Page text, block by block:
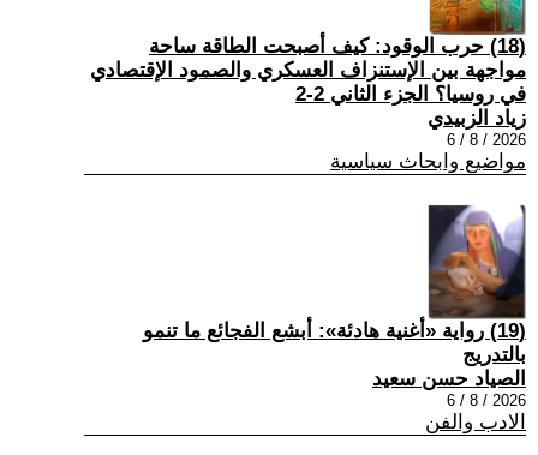
(18) حرب الوقود: كيف أصبحت الطاقة ساحة
مواجهة بين الإستنزاف العسكري والصمود الإقتصادي
في روسيا؟ الجزء الثاني 2-2
زياد الزبيدي
2026 / 8 / 6
مواضيع وابحاث سياسية
(19) رواية «أغنية هادئة»: أبشع الفجائع ما تنمو
بالتدريج
الصياد حسن سعيد
2026 / 8 / 6
الادب والفن